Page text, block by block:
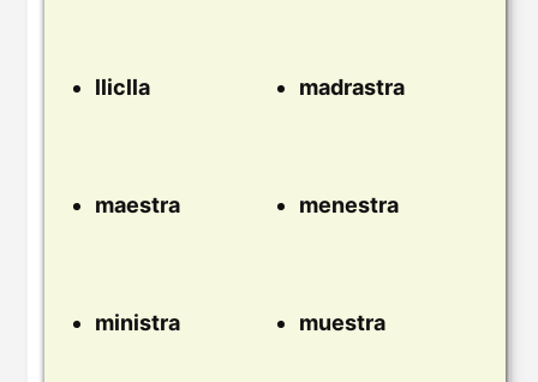
lliclla madrastra
maestra menestra
ministra muestra